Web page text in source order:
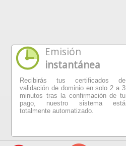
Emisión
instantánea
Recibirás tus certificados de
validación de dominio en solo 2 a 3
minutos tras la confirmación de tu
pago, nuestro sistema está
totalmente automatizado.